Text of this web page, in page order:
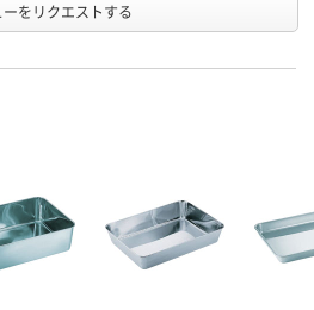
ーをリクエストする